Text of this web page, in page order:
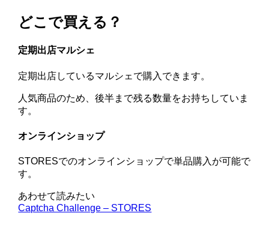
どこで買える？
定期出店マルシェ
定期出店しているマルシェで購入できます。
人気商品のため、後半まで残る数量をお持ちしていま
す。
オンラインショップ
STORESでのオンラインショップで単品購入が可能で
す。
あわせて読みたい
Captcha Challenge – STORES